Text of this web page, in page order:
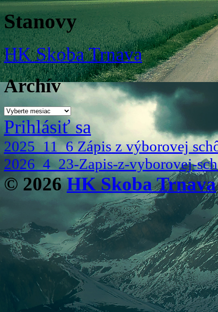
Stanovy
HK Skoba Trnava
Archív
Archív
Prihlásiť sa
2025_11_6 Zápis z výborovej
2026_4_23-Zapis-z-vyborovej-
© 2026HK Skoba Trnava